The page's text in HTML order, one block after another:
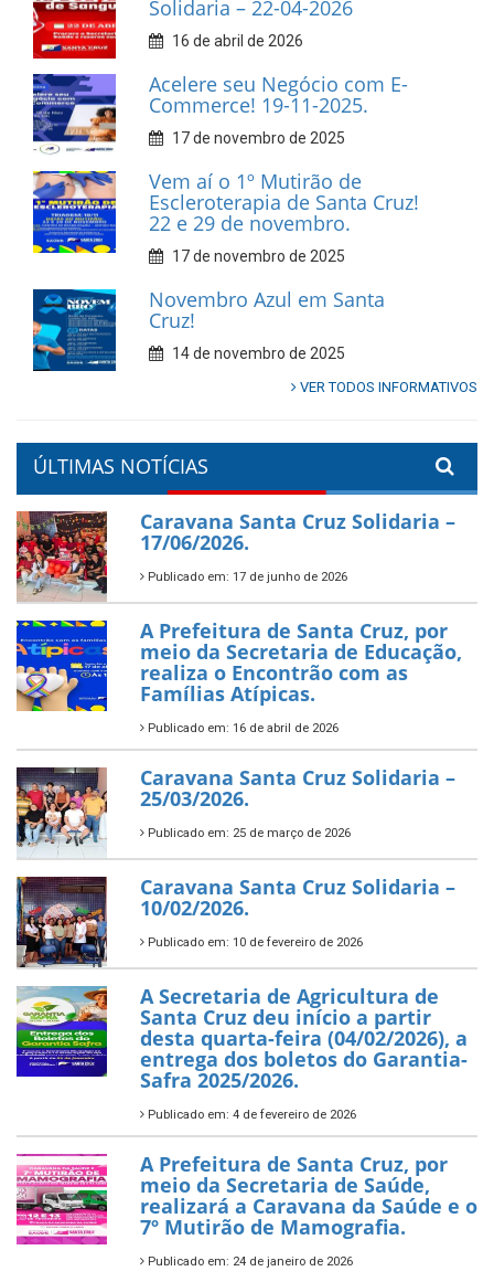
Solidaria – 22-04-2026
16 de abril de 2026
Acelere seu Negócio com E-
Commerce! 19-11-2025.
17 de novembro de 2025
Vem aí o 1º Mutirão de
Escleroterapia de Santa Cruz!
22 e 29 de novembro.
17 de novembro de 2025
Novembro Azul em Santa
Cruz!
14 de novembro de 2025
VER TODOS INFORMATIVOS
ÚLTIMAS NOTÍCIAS
Caravana Santa Cruz Solidaria –
17/06/2026.
Publicado em: 17 de junho de 2026
A Prefeitura de Santa Cruz, por
meio da Secretaria de Educação,
realiza o Encontrão com as
Famílias Atípicas.
Publicado em: 16 de abril de 2026
Caravana Santa Cruz Solidaria –
25/03/2026.
Publicado em: 25 de março de 2026
Caravana Santa Cruz Solidaria –
10/02/2026.
Publicado em: 10 de fevereiro de 2026
A Secretaria de Agricultura de
Santa Cruz deu início a partir
desta quarta-feira (04/02/2026), a
entrega dos boletos do Garantia-
Safra 2025/2026.
Publicado em: 4 de fevereiro de 2026
A Prefeitura de Santa Cruz, por
meio da Secretaria de Saúde,
realizará a Caravana da Saúde e o
7º Mutirão de Mamografia.
Publicado em: 24 de janeiro de 2026